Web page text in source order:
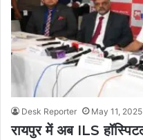
Desk Reporter May 11, 2025
रायपुर में अब ILS